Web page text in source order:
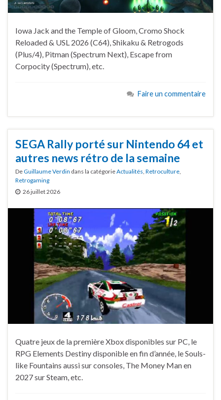
Iowa Jack and the Temple of Gloom, Cromo Shock
Reloaded & USL 2026 (C64), Shikaku & Retrogods
(Plus/4), Pitman (Spectrum Next), Escape from
Corpocity (Spectrum), etc.
Faire un commentaire
SEGA Rally porté sur Nintendo 64 et
autres news rétro de la semaine
DeGuillaume Verdin dans la catégorieActualités Retroculture
Retrogaming
26 juillet 2026
Quatre jeux de la première Xbox disponibles sur PC, le
RPG Elements Destiny disponible en fin d’année, le Souls-
like Fountains aussi sur consoles, The Money Man en
2027 sur Steam, etc.